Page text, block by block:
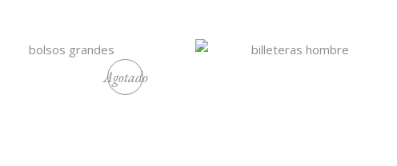
Agotado